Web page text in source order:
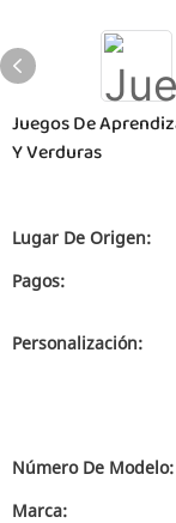
Juegos De
Y Verduras
Lugar De Origen:
Pagos:
Personalización:
Número De Modelo:
Marca: